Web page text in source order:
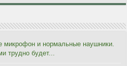
микрофон и нормальные наушники.
трудно будет...